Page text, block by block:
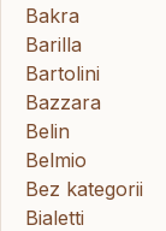
Bakra
Barilla
Bartolini
Bazzara
Belin
Belmio
Bez kategorii
Bialetti